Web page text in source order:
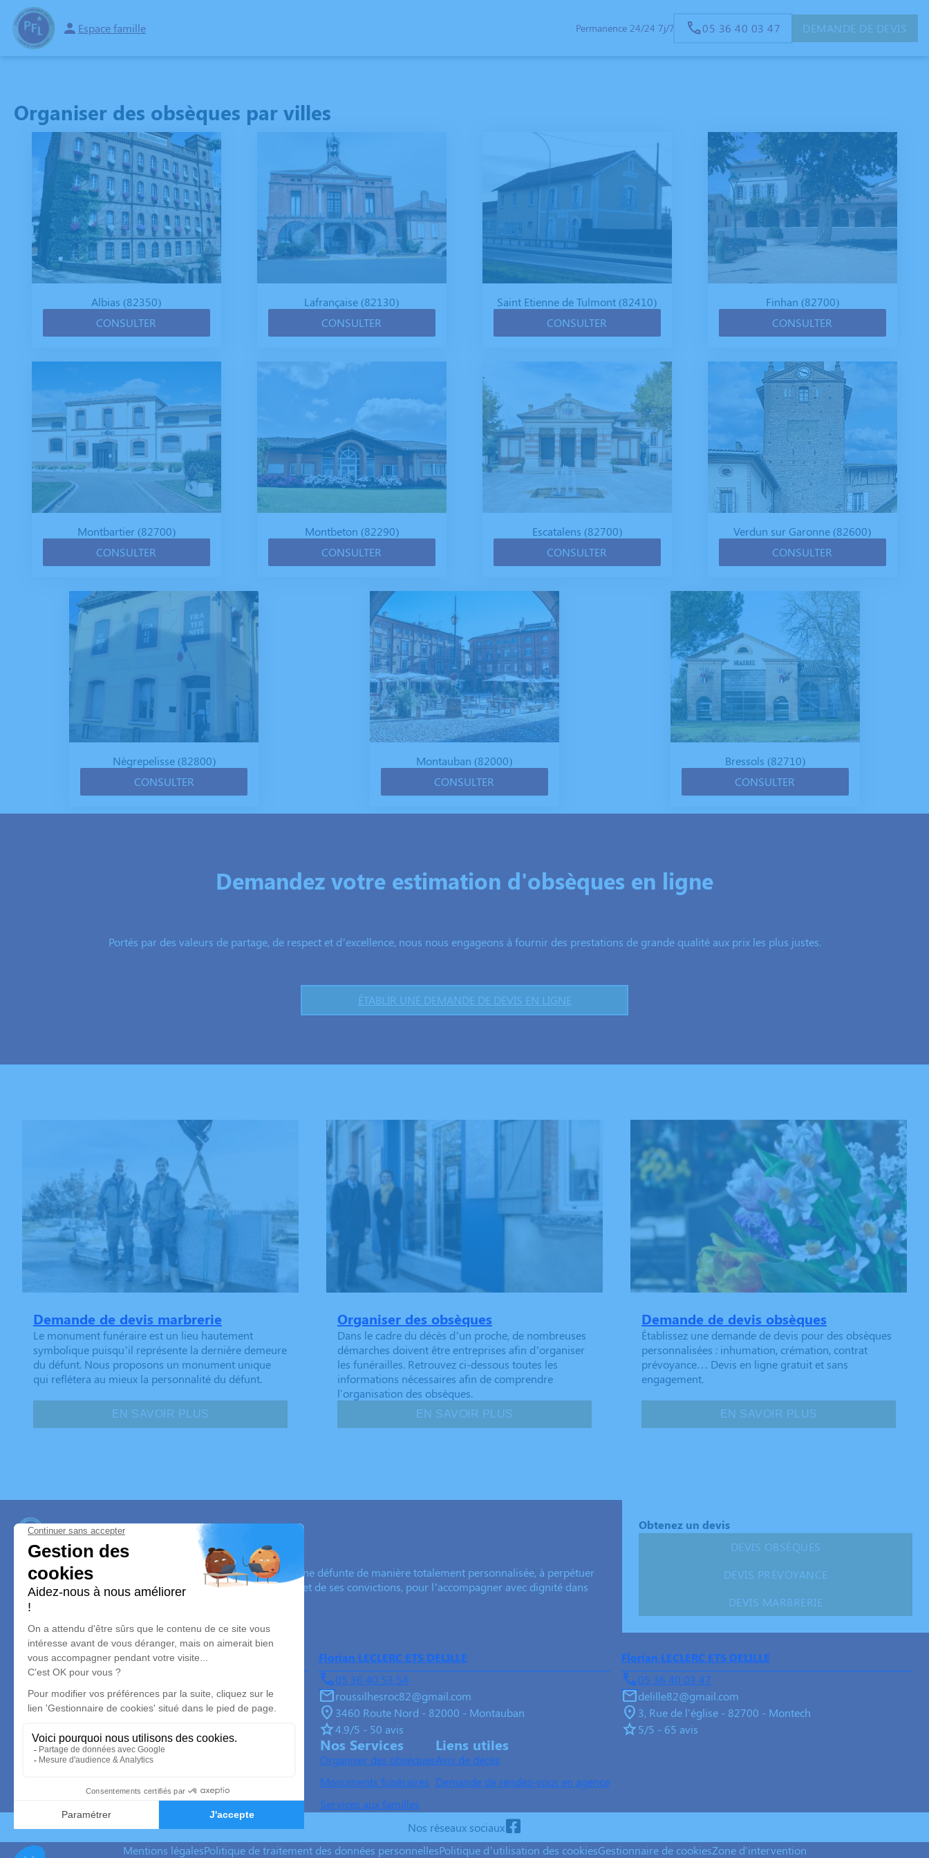
Espace famille Permanence 24/24 7j/7 05 36 40 03 47 DEMANDE DE DEVIS
NOS SERVICES NOS AGENCES
Organiser des obsèques par villes
Albias (82350)
CONSULTER
Lafrançaise (82130)
CONSULTER
Saint Etienne de Tulmont (82410)
CONSULTER
Finhan (82700)
CONSULTER
Montbartier (82700)
CONSULTER
Montbeton (82290)
CONSULTER
Escatalens (82700)
CONSULTER
Verdun sur Garonne (82600)
CONSULTER
Nègrepelisse (82800)
CONSULTER
Montauban (82000)
CONSULTER
Bressols (82710)
CONSULTER
Demandez votre estimation d'obsèques en ligne
Portés par des valeurs de partage, de respect et d’excellence, nous nous engageons à fournir des prestations de grande qualité aux prix les plus justes.
ÉTABLIR UNE DEMANDE DE DEVIS EN LIGNE
Demande de devis marbrerie
Le monument funéraire est un lieu hautement
symbolique puisqu’il représente la dernière demeure
du défunt. Nous proposons un monument unique
qui reflétera au mieux la personnalité du défunt.
EN SAVOIR PLUS
Organiser des obsèques
Dans le cadre du décès d’un proche, de nombreuses
démarches doivent être entreprises afin d’organiser
les funérailles. Retrouvez ci-dessous toutes les
informations nécessaires afin de comprendre
l'organisation des obsèques.
EN SAVOIR PLUS
Demande de devis obsèques
Établissez une demande de devis pour des obsèques
personnalisées : inhumation, crémation, contrat
prévoyance… Devis en ligne gratuit et sans
engagement.
EN SAVOIR PLUS
Pompes Funèbres DELILLE
Nos équipes vous aident à honorer la mémoire de la personne défunte de manière totalement personnalisée, à perpétuer
son souvenir dans le respect de ses volontés, de ses valeurs et de ses convictions, pour l’accompagner avec dignité dans
son dernier voyage.
Obtenez un devis
DEVIS OBSÈQUES
DEVIS PRÉVOYANCE
DEVIS MARBRERIE
Nos agences
Florian LECLERC ETS DELILLE
05 36 40 09 99
abadieroc82@gmail.com
18 Rue de l'Égalité - 82000 - Montauban
Florian LECLERC ETS DELILLE
05 36 40 53 54
roussilhesroc82@gmail.com
3460 Route Nord - 82000 - Montauban
4.9/5 - 50 avis
Florian LECLERC ETS DELILLE
05 36 40 03 47
delille82@gmail.com
3, Rue de l'église - 82700 - Montech
5/5 - 65 avis
Nos Services
Organiser des obsèques
Monuments funéraires
Services aux familles
Liens utiles
Avis de décès
Demande de rendez-vous en agence
Nos réseaux sociaux
Mentions légalesPolitique de traitement des données personnellesPolitique d’utilisation des cookiesGestionnaire de cookiesZone d'intervention